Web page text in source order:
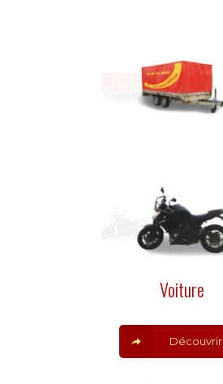
Voiture
Découvrir